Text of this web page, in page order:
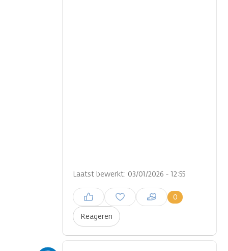
Laatst bewerkt: 03/01/2026 - 12:55
Reageren
0
Inloggen om een reactie te
plaatsen